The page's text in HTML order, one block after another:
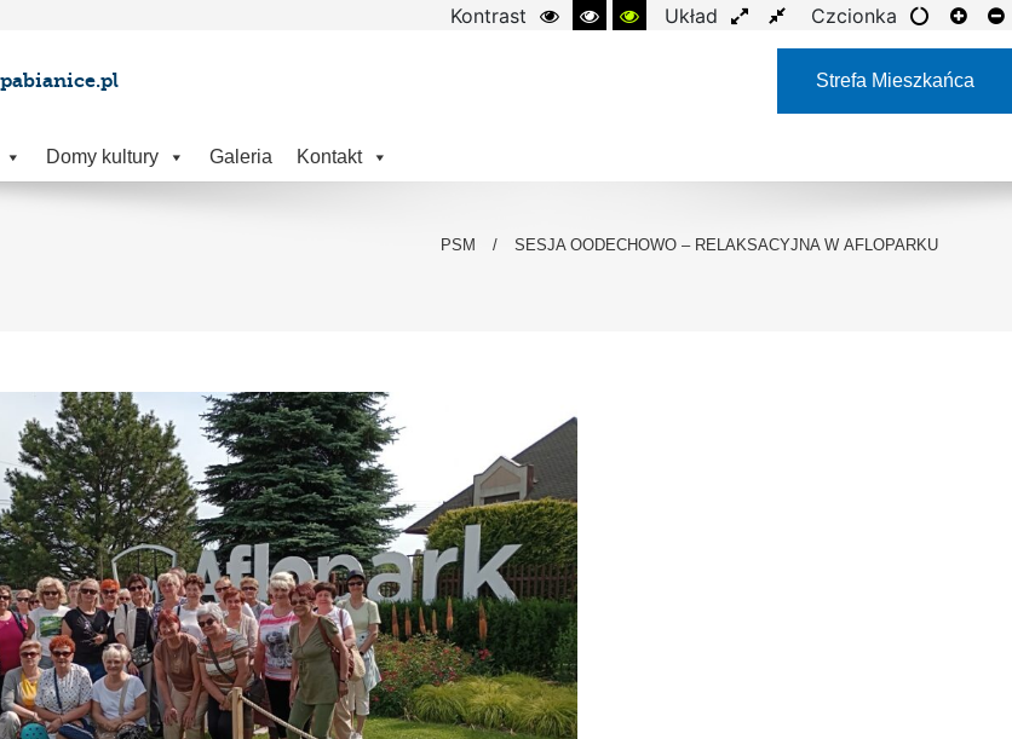
Kontrast Układ Czcionka
Strefa Mieszkańca
Domy kultury Galeria Kontakt
PSM / SESJA OODECHOWO – RELAKSACYJNA W AFLOPARKU